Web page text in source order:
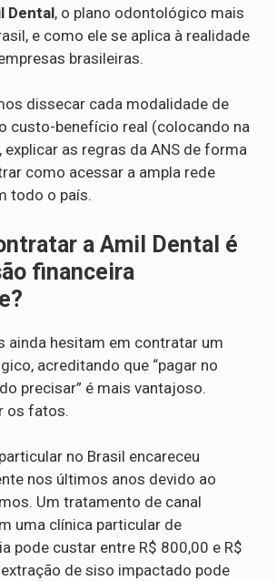
Dental, o plano odontológico mais
e como ele se aplica à realidade
brasileiras.
dissecar cada modalidade de
custo-benefício real (colocando na
explicar as regras da ANS de forma
como acessar a ampla rede
todo o país.
a Amil Dental é
financeira
ainda hesitam em contratar um
acreditando que “pagar no
precisar” é mais vantajoso.
os fatos.
no Brasil encareceu
nos últimos anos devido ao
Um tratamento de canal
uma clínica particular de
pode custar entre R$ 800,00 e R$
de siso impactado pode